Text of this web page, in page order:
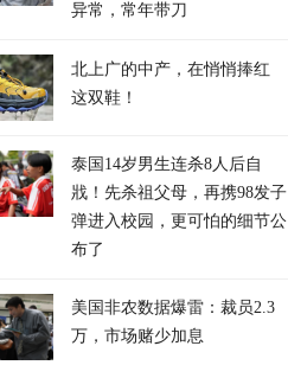
异常，常年带刀
北上广的中产，在悄悄捧红
这双鞋！
泰国14岁男生连杀8人后自
戕！先杀祖父母，再携98发子
弹进入校园，更可怕的细节公
布了
美国非农数据爆雷：裁员2.3
万，市场赌少加息